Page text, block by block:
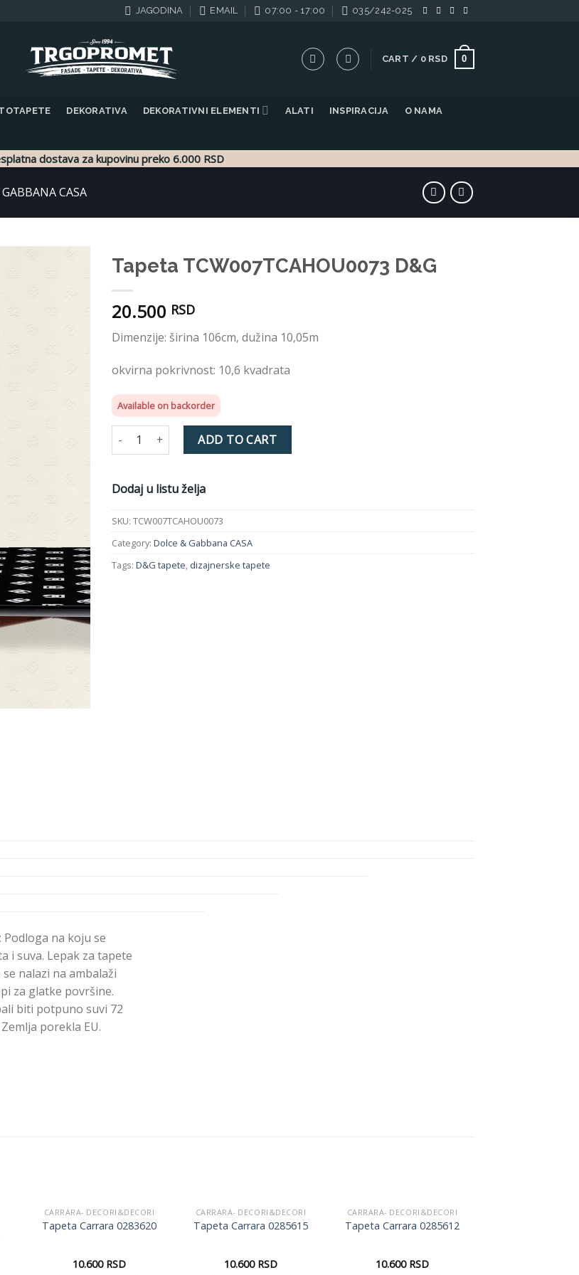
JAGODINA EMAIL 07:00 - 17:00 035/242-025
CART / 0 RSD 0
DEKORATIVA DEKORATIVNI ELEMENTI ALATI INSPIRACIJA O NAMA
dostava za kupovinu preko 6.000 RSD
CASA
Tapeta TCW007TCAHOU0073 D&G
20.500 RSD
Dimenzije: širina 106cm, dužina 10,05m
okvirna pokrivnost: 10,6 kvadrata
Available on backorder
Tapeta TCW007TCAHOU0073 D&G quantity
ADD TO CART
Dodaj u listu želja
SKU: TCW007TCAHOU0073
Category: Dolce & Gabbana CASA
Tags: D&G tapete, dizajnerske tapete
Podloga na koju se
i suva. Lepak za tapete
nalazi na ambalaži
za glatke površine.
biti potpuno suvi 72
porekla EU.
Dodaj
u listu
CARRARA- DECORI&DECORI
Tapeta Carrara 0283620
10.600 RSD
Dodaj
u listu
CARRARA- DECORI&DECORI
Tapeta Carrara 0285615
10.600 RSD
Dodaj
u listu
CARRARA- DECORI&DECORI
Tapeta Carrara 0285612
10.600 RSD